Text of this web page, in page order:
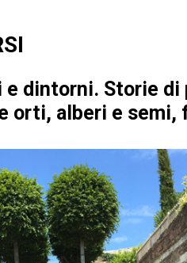
e dintorni. Storie
orti, alberi e